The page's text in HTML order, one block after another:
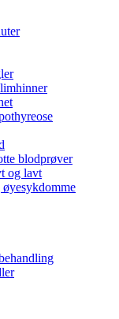
blodprøver
og lavt